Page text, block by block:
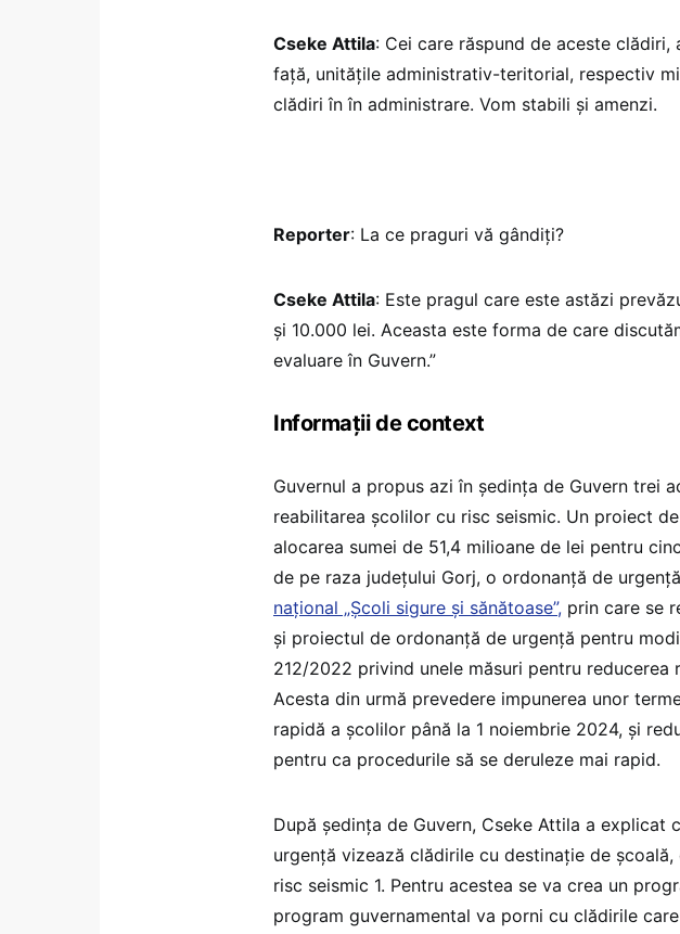
Cseke Attila: Cei care răspund de aceste
față, unitățile administrativ-teritorial, respectiv
clădiri în în administrare. Vom stabili și amenzi.
Reporter: La ce praguri vă gândiți?
Cseke Attila: Este pragul care este astăzi
și 10.000 lei. Aceasta este forma de care
evaluare în Guvern.”
Informații de context
Guvernul a propus azi în ședința de Guvern trei
reabilitarea școlilor cu risc seismic. Un proiect
alocarea sumei de 51,4 milioane de lei pentru
de pe raza județului Gorj, o ordonanță de
național „Școli sigure și sănătoase”, prin care se
și proiectul de ordonanță de urgență pentru
212/2022 privind unele măsuri pentru reducerea
Acesta din urmă prevedere impunerea unor
rapidă a școlilor până la 1 noiembrie 2024, și
pentru ca procedurile să se deruleze mai rapid.
După ședința de Guvern, Cseke Attila a explicat
urgență vizează clădirile cu destinație de
risc seismic 1. Pentru acestea se va crea un
program guvernamental va porni cu clădirile